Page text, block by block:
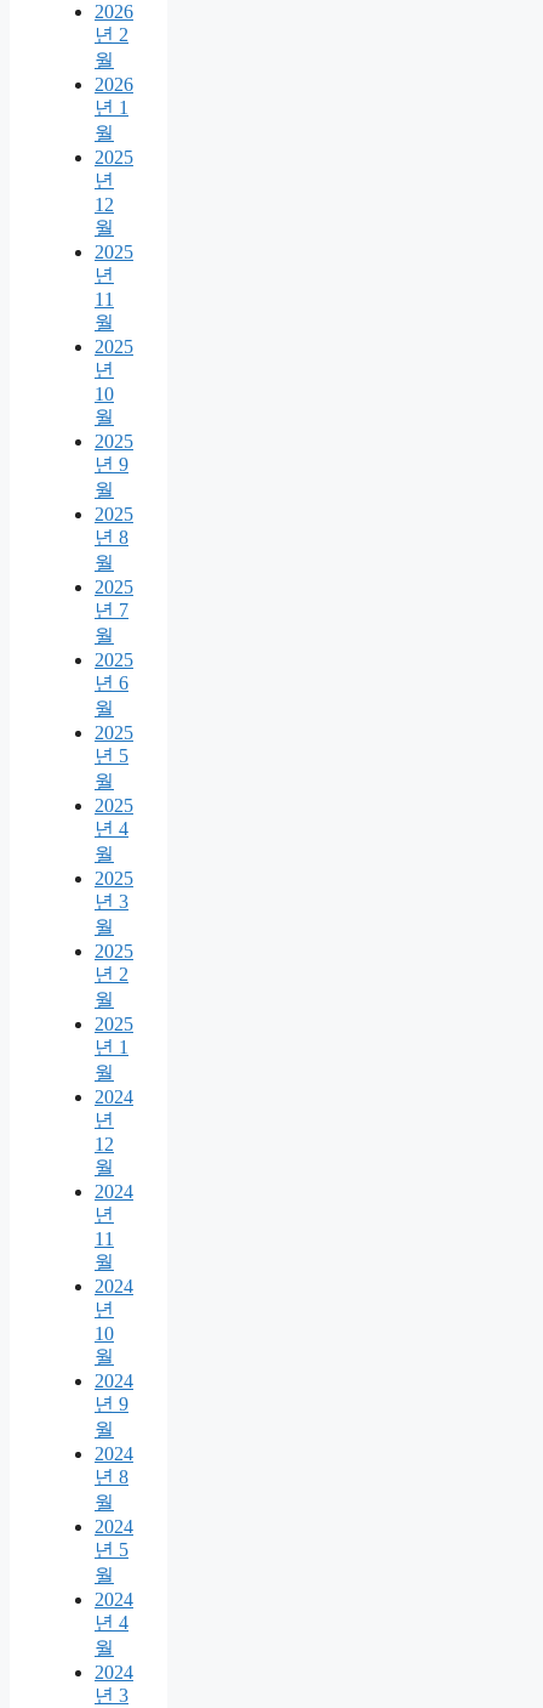
2026
년 2
월
2026
년 1
월
2025
년
12
월
2025
년
11
월
2025
년
10
월
2025
년 9
월
2025
년 8
월
2025
년 7
월
2025
년 6
월
2025
년 5
월
2025
년 4
월
2025
년 3
월
2025
년 2
월
2025
년 1
월
2024
년
12
월
2024
년
11
월
2024
년
10
월
2024
년 9
월
2024
년 8
월
2024
년 5
월
2024
년 4
월
2024
년 3